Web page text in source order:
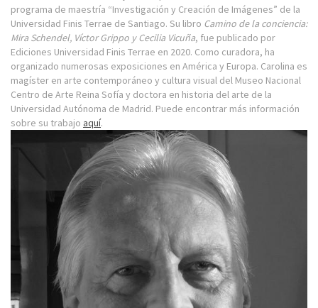
programa de maestría “Investigación y Creación de Imágenes” de la
Universidad Finis Terrae de Santiago. Su libro Camino de la conciencia:
Mira Schendel, Víctor Grippo y Cecilia Vicuña, fue publicado por
Ediciones Universidad Finis Terrae en 2020. Como curadora, ha
organizado numerosas exposiciones en América y Europa. Carolina es
magíster en arte contemporáneo y cultura visual del Museo Nacional
Centro de Arte Reina Sofía y doctora en historia del arte de la
Universidad Autónoma de Madrid. Puede encontrar más información
sobre su trabajo aquí.